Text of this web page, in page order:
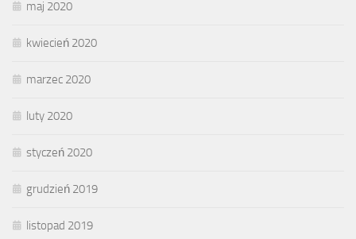
maj 2020
kwiecień 2020
marzec 2020
luty 2020
styczeń 2020
grudzień 2019
listopad 2019